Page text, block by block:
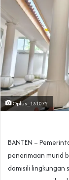
Oplus_131072
‎BANTEN –
penerimaan murid
domisili lingkungan